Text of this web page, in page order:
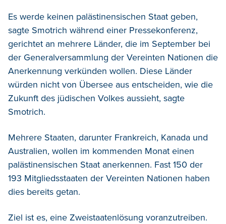
Es werde keinen palästinensischen Staat geben,
sagte Smotrich während einer Pressekonferenz,
gerichtet an mehrere Länder, die im September bei
der Generalversammlung der Vereinten Nationen die
Anerkennung verkünden wollen. Diese Länder
würden nicht von Übersee aus entscheiden, wie die
Zukunft des jüdischen Volkes aussieht, sagte
Smotrich.
Mehrere Staaten, darunter Frankreich, Kanada und
Australien, wollen im kommenden Monat einen
palästinensischen Staat anerkennen. Fast 150 der
193 Mitgliedsstaaten der Vereinten Nationen haben
dies bereits getan.
Ziel ist es, eine Zweistaatenlösung voranzutreiben.